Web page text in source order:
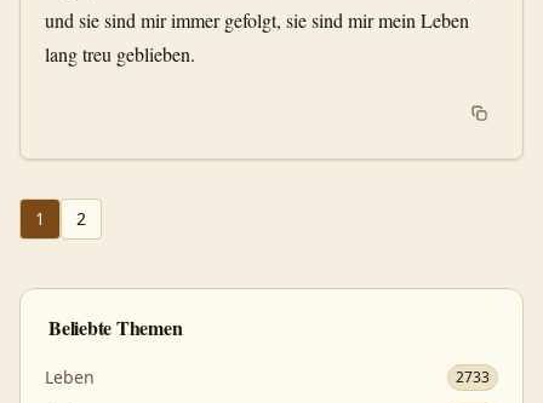
und sie sind mir immer gefolgt, sie sind mir mein Leben
lang treu geblieben.
1 2
Beliebte Themen
Leben 2733